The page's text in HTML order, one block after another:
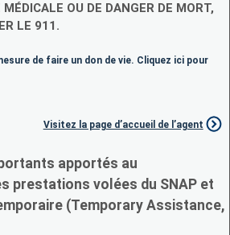
MÉDICALE OU DE DANGER DE MORT,
LE 911.
de faire un don de vie. Cliquez ici pour
Visitez la page d’accueil de l’agent
apportés au
prestations volées du SNAP et
(Temporary Assistance,